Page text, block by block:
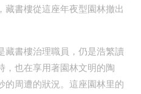
書樓從這座年夜型園林撤出
藏書樓治理職員，仍是浩繁讀
，也在享用著園林文明的陶
的周遭的狀況。這座園林里的